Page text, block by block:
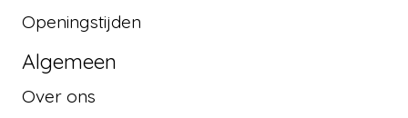
Openingstijden
Algemeen
Over ons